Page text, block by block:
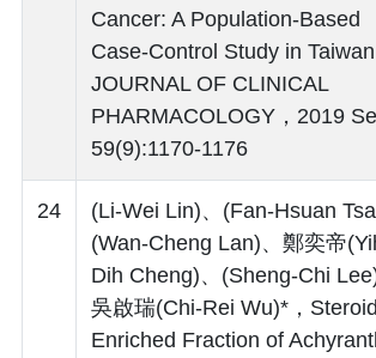
Cancer: A Population-Based
Case-Control Study in Taiwan
JOURNAL OF CLINICAL
PHARMACOLOGY，2019
59(9):1170-1176
24
(Li-Wei Lin)、(Fan-Hsuan
(Wan-Cheng Lan)、鄭奕帝
Dih Cheng)、(Sheng-Chi
吳啟瑞(Chi-Rei Wu)*，
Enriched Fraction of